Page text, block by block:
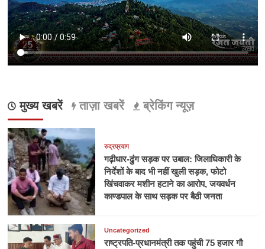
मुख्य खबरें ताज़ा खबरें ब्रेकिंग न्यूज़
रुद्रप्रयाग
गढ़ीधार-ढुंग सड़क पर उबाल: जिलाधिकारी के
निर्देशों के बाद भी नहीं खुली सड़क, फोटो
खिंचवाकर मशीन हटाने का आरोप, जयवर्धन
काण्डपाल के साथ सड़क पर बैठी जनता
Uncategorized
राष्ट्रपति-प्रधानमंत्री तक पहुंची 75 हजार गौ